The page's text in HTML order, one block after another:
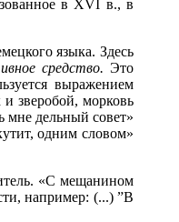
в XVI в., в
языка. Здесь
средство. Это
выражением
зверобой, морковь
мне дельный совет»
одним словом»
«С мещанином
например: (...) ”В